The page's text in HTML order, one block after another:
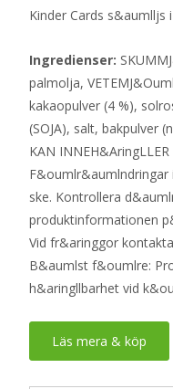
Kinder Cards
Ingredienser:
palmolja,
kakaopulver (4 %),
(SOJA), salt, bakpulver
KAN
F&oumlr&aumlndringar
ske. Kontrollera
produktinformationen
Vid fr&aringgor
B&aumlst f&oumlre:
h&aringllbarhet vid
Läs mera & köp